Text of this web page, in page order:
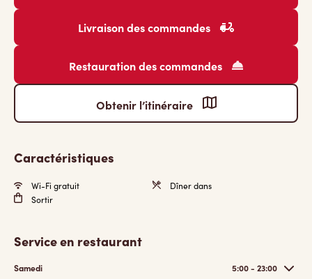
Livraison des commandes
Restauration des commandes
Obtenir l’itinéraire
Caractéristiques
Wi-Fi gratuit
Dîner dans
Sortir
Service en restaurant
Samedi 5:00 - 23:00